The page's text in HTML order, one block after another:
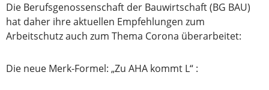
Die Berufsgenossenschaft der Bauwirtschaft (BG BAU)
hat daher ihre aktuellen Empfehlungen zum
Arbeitschutz auch zum Thema Corona überarbeitet:
Die neue Merk-Formel: „Zu AHA kommt L“ :